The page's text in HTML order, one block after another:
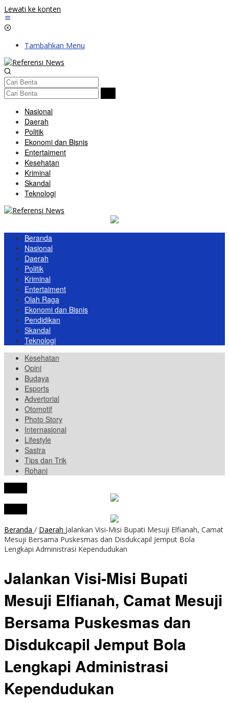
Lewati ke konten
Tambahkan Menu
Nasional
Daerah
Politik
Ekonomi dan Bisnis
Entertaiment
Kesehatan
Kriminal
Skandal
Teknologi
Beranda
Nasional
Daerah
Politik
Kriminal
Entertaiment
Olah Raga
Ekonomi dan Bisnis
Pendidikan
Skandal
Teknologi
Kesehatan
Opini
Budaya
Esports
Advertorial
Otomotif
Photo Story
Internasional
Lifestyle
Sastra
Tips dan Trik
Rohani
Beranda / Daerah Jalankan Visi-Misi Bupati Mesuji Elfianah, Camat
Mesuji Bersama Puskesmas dan Disdukcapil Jemput Bola
Lengkapi Administrasi Kependudukan
Jalankan Visi-Misi Bupati
Mesuji Elfianah, Camat Mesuji
Bersama Puskesmas dan
Disdukcapil Jemput Bola
Lengkapi Administrasi
Kependudukan